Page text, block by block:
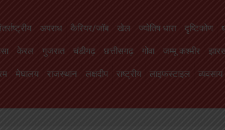
अपराध कैरियर/जॉब खेल ज्योतिष धारा दृष्टिकोण
केरल गुजरात चंडीगढ़ छत्तीसगढ़ गोवा जम्मू कश्मीर
मेघालय राजस्थान लक्षदीप राष्ट्रीय लाइफस्टाइल व्यवसाय